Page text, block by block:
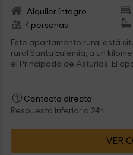
Alquiler íntegro
4 personas
Este apartamento rural está
rural Santa Eufemia, a un
el Principado de Asturias. El
Contacto directo
Respuesta inferior a 24h
VER